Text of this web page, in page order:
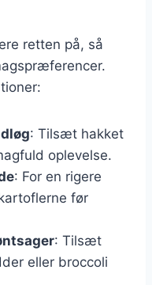
retten på, så
: Tilsæt hakket
oplevelse.
: For en rigere
før
: Tilsæt
eller broccoli